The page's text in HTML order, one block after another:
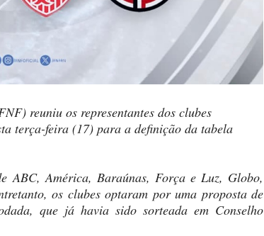
reuniu os representantes dos clubes
terça-feira (17) para a definição da tabela
ABC, América, Baraúnas, Força e Luz, Globo,
os clubes optaram por uma proposta de
que já havia sido sorteada em Conselho